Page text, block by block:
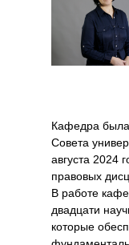
Кафедра
Совета
августа 2024
правовых
В работе
двадцати
которые